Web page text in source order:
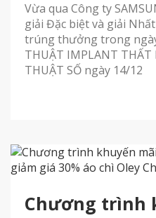
Vừa qua Công ty
giải Đặc biệt và giải
trúng thưởng trong
THUẬT IMPLANT THẤT
THUẬT SỐ ngày 14/12
Chương trình